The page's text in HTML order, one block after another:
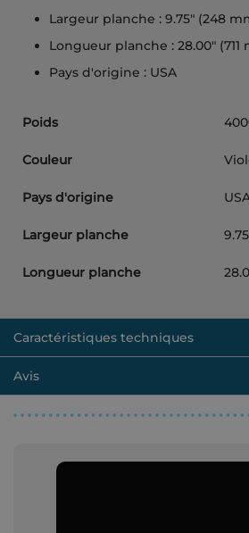
Largeur planche : 9.75″ (248
Longueur planche : 28.00″ (711
Pays d'origine : USA
Poids
Couleur
Pays d'origine
Largeur planche
Longueur planche
Caractéristiques techniques
Avis